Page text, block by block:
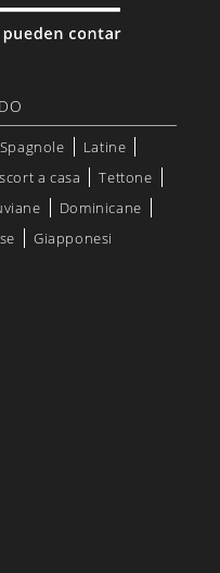
Spagnole
Latine
a casa
Tettone
Dominicane
Giapponesi